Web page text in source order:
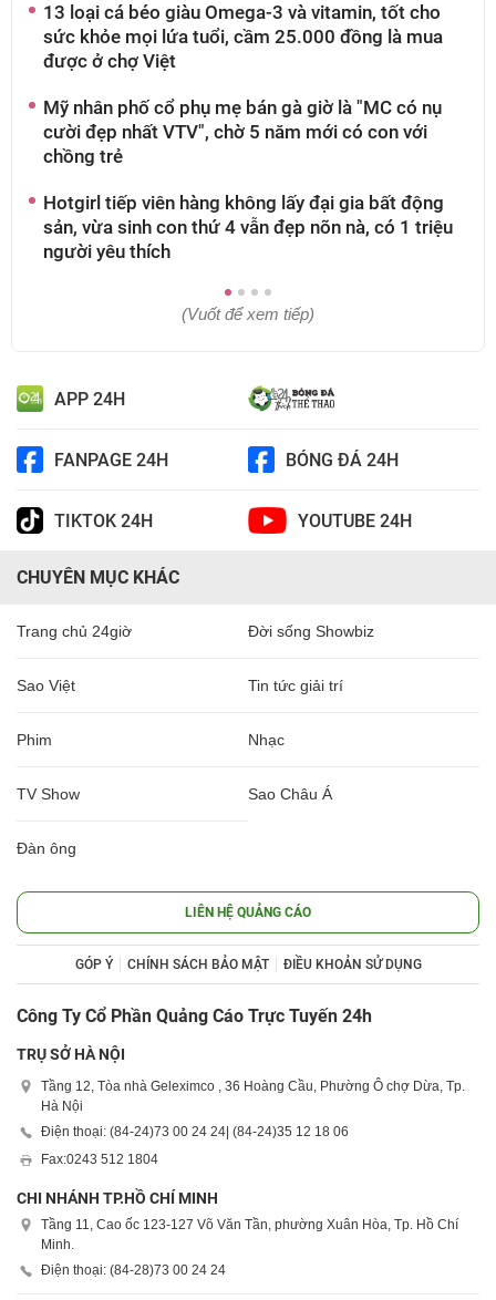
13 loại cá béo giàu Omega-3 và vitamin, tốt cho
sức khỏe mọi lứa tuổi, cầm 25.000 đồng là mua
được ở chợ Việt
Mỹ nhân phố cổ phụ mẹ bán gà giờ là "MC có nụ
cười đẹp nhất VTV", chờ 5 năm mới có con với
chồng trẻ
Hotgirl tiếp viên hàng không lấy đại gia bất động
sản, vừa sinh con thứ 4 vẫn đẹp nõn nà, có 1 triệu
người yêu thích
(Vuốt để xem tiếp)
APP 24H
FANPAGE 24H BÓNG ĐÁ 24H
TIKTOK 24H YOUTUBE 24H
CHUYÊN MỤC KHÁC
Trang chủ 24giờ Đời sống Showbiz
Sao Việt Tin tức giải trí
Phim Nhạc
TV Show Sao Châu Á
Đàn ông
LIÊN HỆ QUẢNG CÁO
GÓP Ý CHÍNH SÁCH BẢO MẬT ĐIỀU KHOẢN SỬ DỤNG
Công Ty Cổ Phần Quảng Cáo Trực Tuyến 24h
TRỤ SỞ HÀ NỘI
Tầng 12, Tòa nhà Geleximco , 36 Hoàng Cầu, Phường Ô chợ Dừa, Tp.
Hà Nội
Điện thoại: (84-24)73 00 24 24 | (84-24)35 12 18 06
Fax:0243 512 1804
CHI NHÁNH TP.HỒ CHÍ MINH
Tầng 11, Cao ốc 123-127 Võ Văn Tần, phường Xuân Hòa, Tp. Hồ Chí
Minh.
Điện thoại: (84-28)73 00 24 24